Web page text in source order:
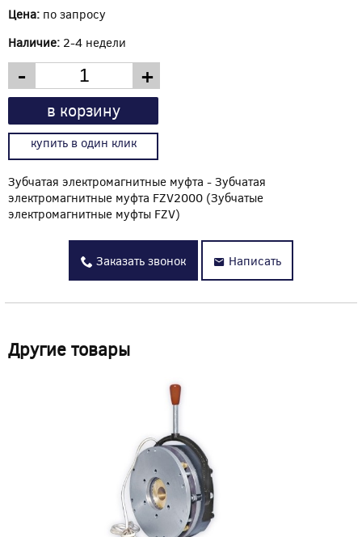
Цена: по запросу
Наличие: 2-4 недели
- +
в корзину
купить в один клик
Зубчатая электромагнитные муфта - Зубчатая
электромагнитные муфта FZV2000 (Зубчатые
электромагнитные муфты FZV)
Заказать звонок Написать
Другие товары